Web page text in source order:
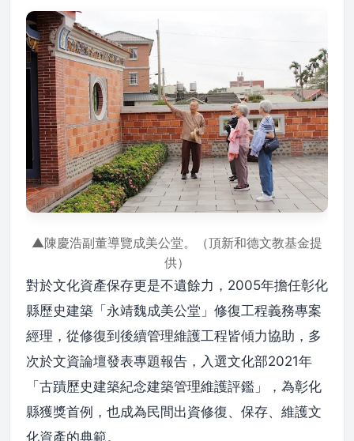
▲陳慶浩副董導覽成美公堂。（頂新和德文教基金提
供）
對於文化資產保存更是不遺餘力，2005年擔任彰化
縣歷史建築「永靖魏成美公堂」修復工程義務專案
經理，從修復到後續管理維護工程皆傾力協助，多
次於文資論壇發表專題報告，入選文化部2021年
「古蹟歷史建築紀念建築管理維護評鑑」，為彰化
縣獲獎首例，也成為民間出資修復、保存、維護文
化資產的典範。